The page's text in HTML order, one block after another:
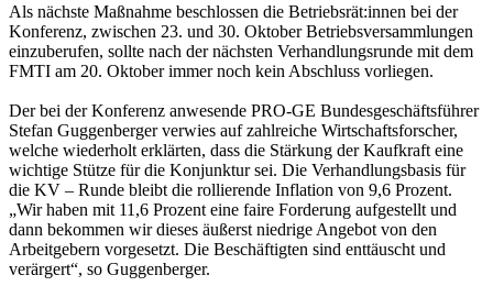
Als nächste Maßnahme beschlossen die Betriebsrät:innen bei der
Konferenz, zwischen 23. und 30. Oktober Betriebsversammlungen
einzuberufen, sollte nach der nächsten Verhandlungsrunde mit dem
FMTI am 20. Oktober immer noch kein Abschluss vorliegen.
Der bei der Konferenz anwesende PRO-GE Bundesgeschäftsführer
Stefan Guggenberger verwies auf zahlreiche Wirtschaftsforscher,
welche wiederholt erklärten, dass die Stärkung der Kaufkraft eine
wichtige Stütze für die Konjunktur sei. Die Verhandlungsbasis für
die KV – Runde bleibt die rollierende Inflation von 9,6 Prozent.
„Wir haben mit 11,6 Prozent eine faire Forderung aufgestellt und
dann bekommen wir dieses äußerst niedrige Angebot von den
Arbeitgebern vorgesetzt. Die Beschäftigten sind enttäuscht und
verärgert“, so Guggenberger.